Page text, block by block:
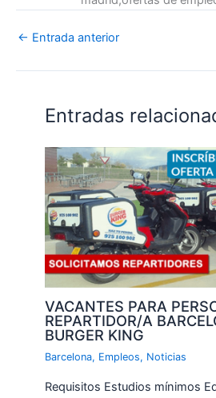
← Entrada anterior
Entradas
VACANTES PARA
REPARTIDOR/A
BURGER KING
Barcelona, Empleos, Noticias
Requisitos Estudios mínimos